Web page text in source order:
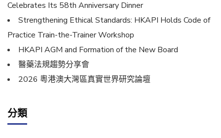
Celebrates Its 58th Anniversary Dinner
Strengthening Ethical Standards: HKAPI Holds Code of
Practice Train-the-Trainer Workshop
HKAPI AGM and Formation of the New Board
醫藥法規趨勢分享會
2026 粵港澳大灣區真實世界研究論壇
分類